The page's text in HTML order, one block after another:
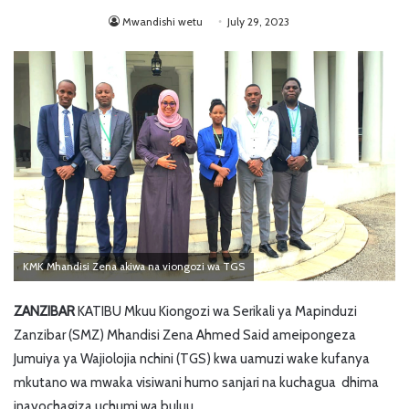
Mwandishi wetu July 29, 2023
KMK Mhandisi Zena akiwa na viongozi wa TGS
ZANZIBARKATIBU Mkuu Kiongozi wa Serikali ya Mapinduzi
Zanzibar (SMZ) Mhandisi Zena Ahmed Said ameipongeza
Jumuiya ya Wajiolojia nchini (TGS) kwa uamuzi wake kufanya
mkutano wa mwaka visiwani humo sanjari na kuchagua dhima